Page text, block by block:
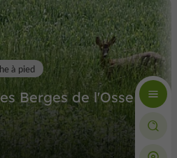
Berges de l'Osse - a
à pied